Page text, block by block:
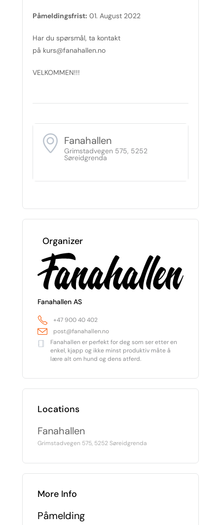
Påmeldingsfrist: 01. August 2022
Har du spørsmål, ta kontakt
på kurs@fanahallen.no
VELKOMMEN!!!
Fanahallen
Grimstadvegen 575, 5252
Søreidgrenda
Organizer
Fanahallen AS
+47 900 40 402
post@fanahallen.no
Fanahallen er perfekt for deg som ser etter en
enkel, kjapp og ikke minst produktiv måte å
lære alt om hund og dens atferd.
Locations
Fanahallen
Grimstadvegen 575, 5252 Søreidgrenda
More Info
Påmelding